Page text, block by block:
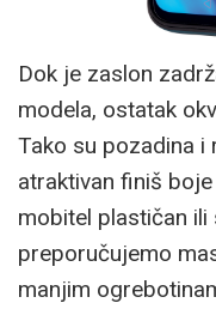
Dok je zaslon
modela, ostatak
Tako su pozadina i
atraktivan finiš
mobitel plastičan ili
preporučujemo
manjim